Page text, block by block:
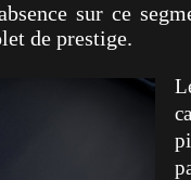
sur ce
de prestige.